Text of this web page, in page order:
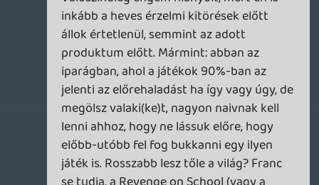
legyilkolasat, mondj egy ervet amivel ez
szentesothrto, filmben, jatekban
barmiben? Mert en nem hallottam meg
olyan filmrol vagy ezen a szutykon kivul
olyan jatekrol a kizarolag csak arrol szolna,
hogy az eletukert konyorgo artatlanokat
meszarolsz le csak ugy! Nem haboru vagy
egy esztme vagy barmi ilyesmi neveben
hanem csak ugy! Figyelek.
azutolsoejjel 2014.11.05 14:15:14